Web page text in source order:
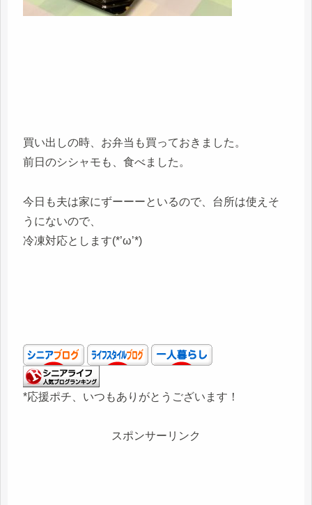
買い出しの時、お弁当も買っておきました。
前日のシシャモも、食べました。
今日も夫は家にずーーーといるので、台所は使えそ
うにないので、
冷凍対応とします(*’ω’*)
*応援ポチ、いつもありがとうございます！
スポンサーリンク